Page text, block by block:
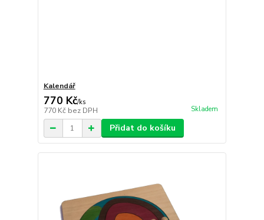
Kalendář
770 Kč/ks
770 Kč bez DPH Skladem
Přidat do košíku